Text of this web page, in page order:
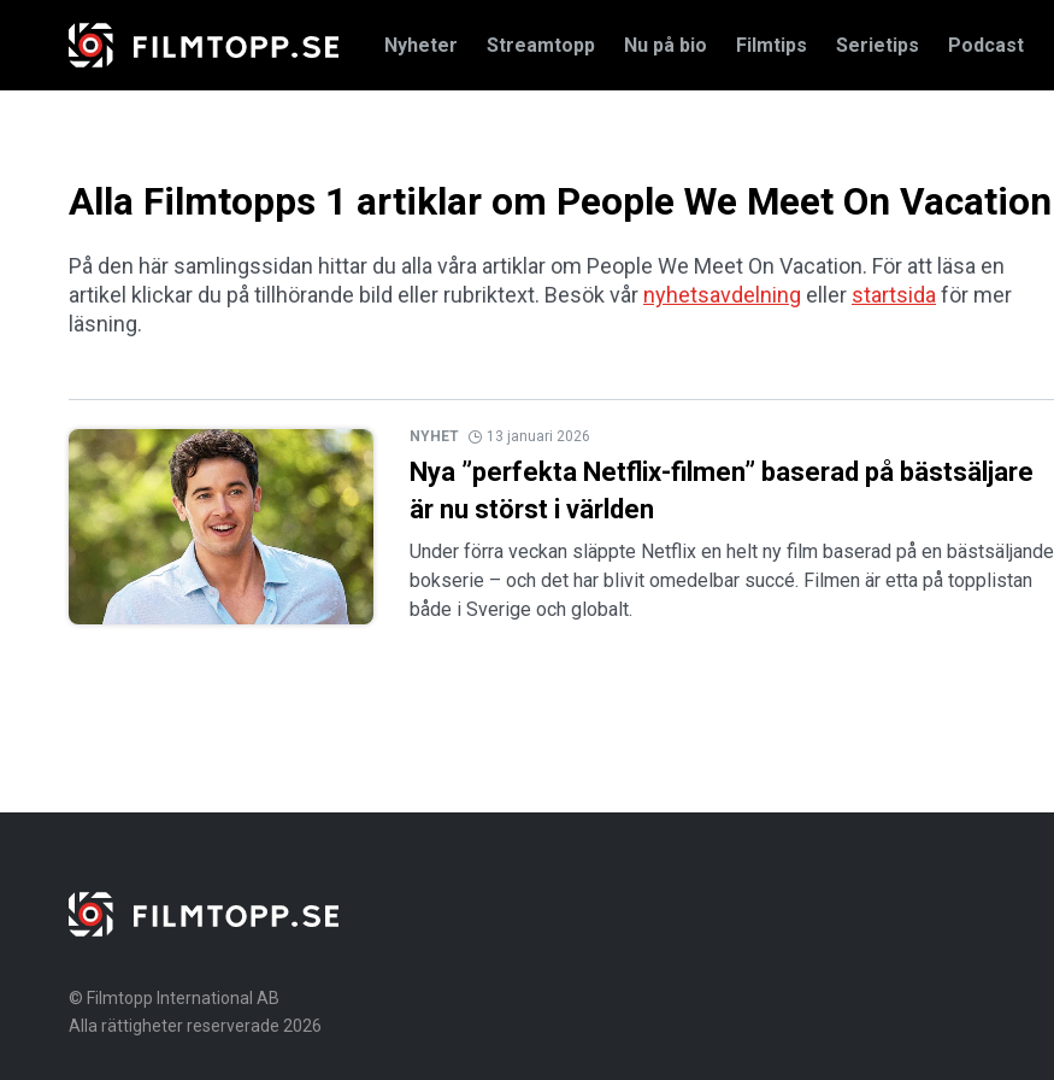
Nyheter Streamtopp Nu på bio Filmtips Serietips Podcast
Alla Filmtopps 1 artiklar om People We Meet On Vacation
På den här samlingssidan hittar du alla våra artiklar om People We Meet On Vacation. För att läsa en
artikel klickar du på tillhörande bild eller rubriktext. Besök vår nyhetsavdelning eller startsida för mer
läsning.
NYHET 13 januari 2026
Nya ”perfekta Netflix-filmen” baserad på bästsäljare
är nu störst i världen
Under förra veckan släppte Netflix en helt ny film baserad på en bästsäljande
bokserie – och det har blivit omedelbar succé. Filmen är etta på topplistan
både i Sverige och globalt.
© Filmtopp International AB
Alla rättigheter reserverade 2026